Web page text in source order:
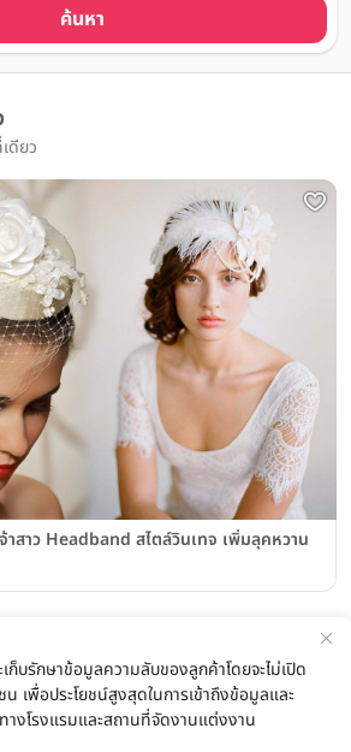
บรักษาข้อมูลความลับของลูกค้าโดยจะไม่เปิด
เพื่อประโยชน์สูงสุดในการเข้าถึงข้อมูลและ
งโรงแรมและสถานที่จัดงานแต่งงาน
ค้นหา
ดียว
าสาว Headband สไตล์วินเทจ เพิ่มลุคหวาน